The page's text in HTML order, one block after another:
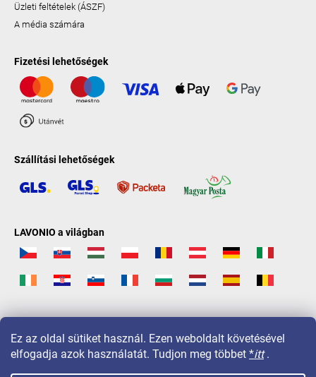
Ez az oldal sütiket használ. Ezen weboldalt követésével
elfogadja azok használatát. Tudjon meg többet *itt.
Üzleti feltételek (ÁSZF)
A média számára
Fizetési lehetőségek
Szállítási lehetőségek
LAVONIO a világban